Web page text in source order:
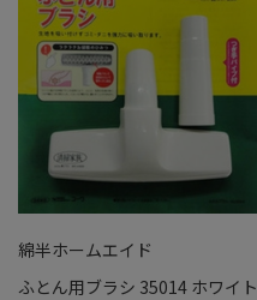
綿半ホームエイド
ふとん用ブラシ 35014 ホワイト